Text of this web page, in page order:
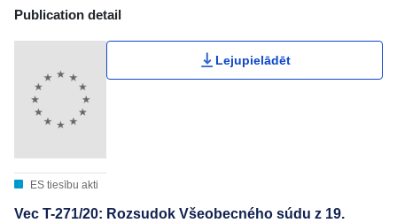
Publication Detail Actions Portlet
Publication detail
ES tiesību akti
Lejupielādēt
Vec T-271/20: Rozsudok Všeobecného súdu z 19.